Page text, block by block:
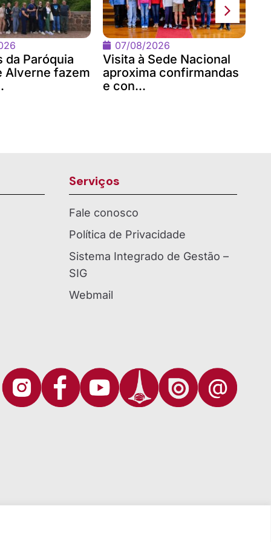
da Paróquia
Alverne fazem
07/08/2026
Visita à Sede Nacional
aproxima confirmandas
e con...
Serviços
Fale conosco
Política de Privacidade
Sistema Integrado de Gestão –
SIG
Webmail